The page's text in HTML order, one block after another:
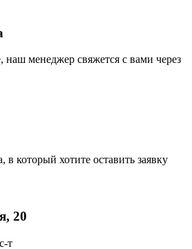
менеджер свяжется с вами через
в который хотите оставить заявку
20
т